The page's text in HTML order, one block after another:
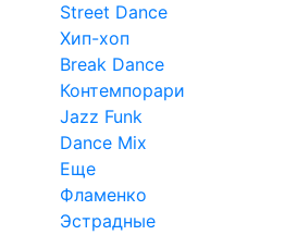
Street Dance
Хип-хоп
Break Dance
Контемпорари
Jazz Funk
Dance Mix
Еще
Фламенко
Эстрадные